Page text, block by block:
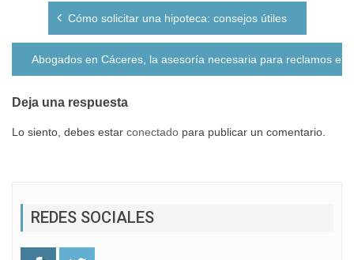
Navegación
entradas
Cómo solicitar una hipoteca: consejos útiles
Abogados en Cáceres, la asesoría necesaria para reclamos
Deja una respuesta
Lo siento, debes estar conectado para publicar un comentario.
REDES SOCIALES